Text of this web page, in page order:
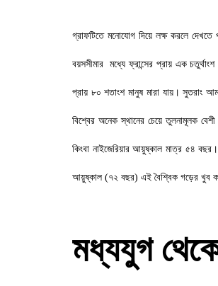
গ্রাফটিতে মনোযোগ দিয়ে লক্ষ করলে দেখতে
বয়সসীমার মধ্যে ফ্রান্সের প্রায় এক
প্রায় ৮০ শতাংশ মানুষ মারা যায়। সুতরাং
বিশ্বের অনেক স্থানের চেয়ে তুলনামূলক
কিংবা নাইজেরিয়ার আয়ুষ্কাল মাত্র ৫৪
আয়ুষ্কাল (৭২ বছর) এই বৈশ্বিক গড়ের খুব
মধ্যযুগ